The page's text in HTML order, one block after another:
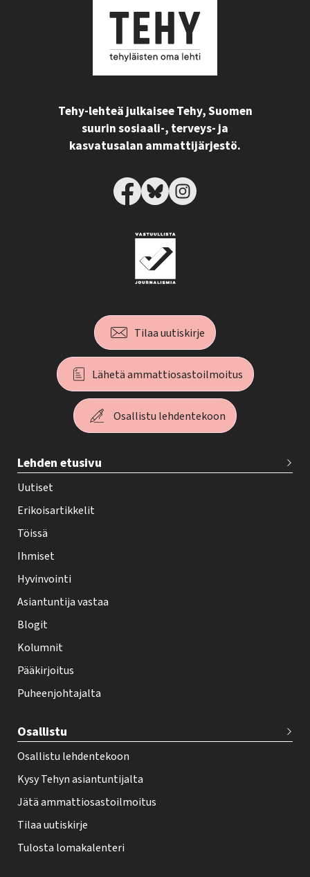
Tehy-lehteä julkaisee Tehy, Suomen
suurin sosiaali-, terveys- ja
kasvatusalan ammattijärjestö.
Tilaa uutiskirje
Lähetä ammattiosastoilmoitus
Osallistu lehdentekoon
e
h
y
-
e
h
t
i
f
o
t
r
Lehden etusivu
Uutiset
Erikoisartikkelit
Töissä
Ihmiset
Hyvinvointi
Asiantuntija vastaa
Blogit
Kolumnit
Pääkirjoitus
Puheenjohtajalta
Osallistu
Osallistu lehdentekoon
Kysy Tehyn asiantuntijalta
Jätä ammattiosastoilmoitus
Tilaa uutiskirje
Tulosta lomakalenteri